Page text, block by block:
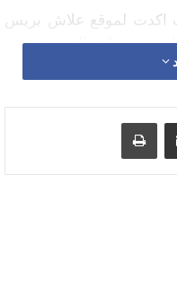
لموقع علاش بريس
لا يتجاوز 14 سنة اصبحت حالته النفسية سيئة
دراسته بالمؤسسة و انه
جلالة الملك بالمحكمة
مشاركة عبر البريد طباعة